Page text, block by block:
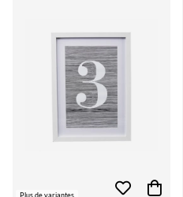
Plus de variantes